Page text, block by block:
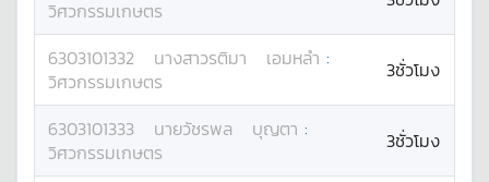
วิศวกรรมเกษตร
6303101332 นางสาวรติมา เอมหลำ :
วิศวกรรมเกษตร
3ชั่วโมง
6303101333 นายวัชรพล บุญตา :
วิศวกรรมเกษตร
3ชั่วโมง